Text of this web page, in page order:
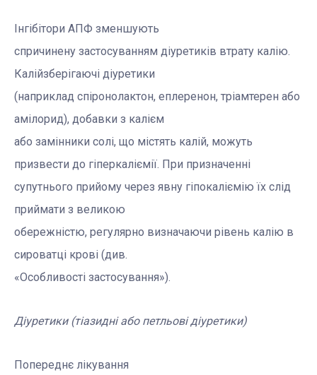
Інгібітори АПФ зменшують
спричинену застосуванням діуретиків втрату калію.
Калійзберігаючі діуретики
(наприклад спіронолактон, еплеренон, тріамтерен або
амілорид), добавки з калієм
або замінники солі, що містять калій, можуть
призвести до гіперкаліємії. При призначенні
супутнього прийому через явну гіпокаліємію їх слід
приймати з великою
обережністю, регулярно визначаючи рівень калію в
сироватці крові (див.
«Особливості застосування»).
Діуретики (тіазидні або петльові діуретики)
Попереднє лікування